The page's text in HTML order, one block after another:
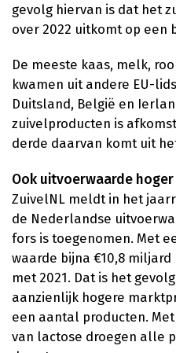
gevolg hiervan is dat het
over 2022 uitkomt op een
De meeste kaas, melk,
kwamen uit andere EU-
Duitsland, België en
zuivelproducten is
derde daarvan komt uit
Ook uitvoerwaarde hoger
ZuivelNL meldt in het
de Nederlandse
fors is toegenomen. Met
waarde bijna €10,8
met 2021. Dat is het
aanzienlijk hogere
een aantal producten.
van lactose droegen alle